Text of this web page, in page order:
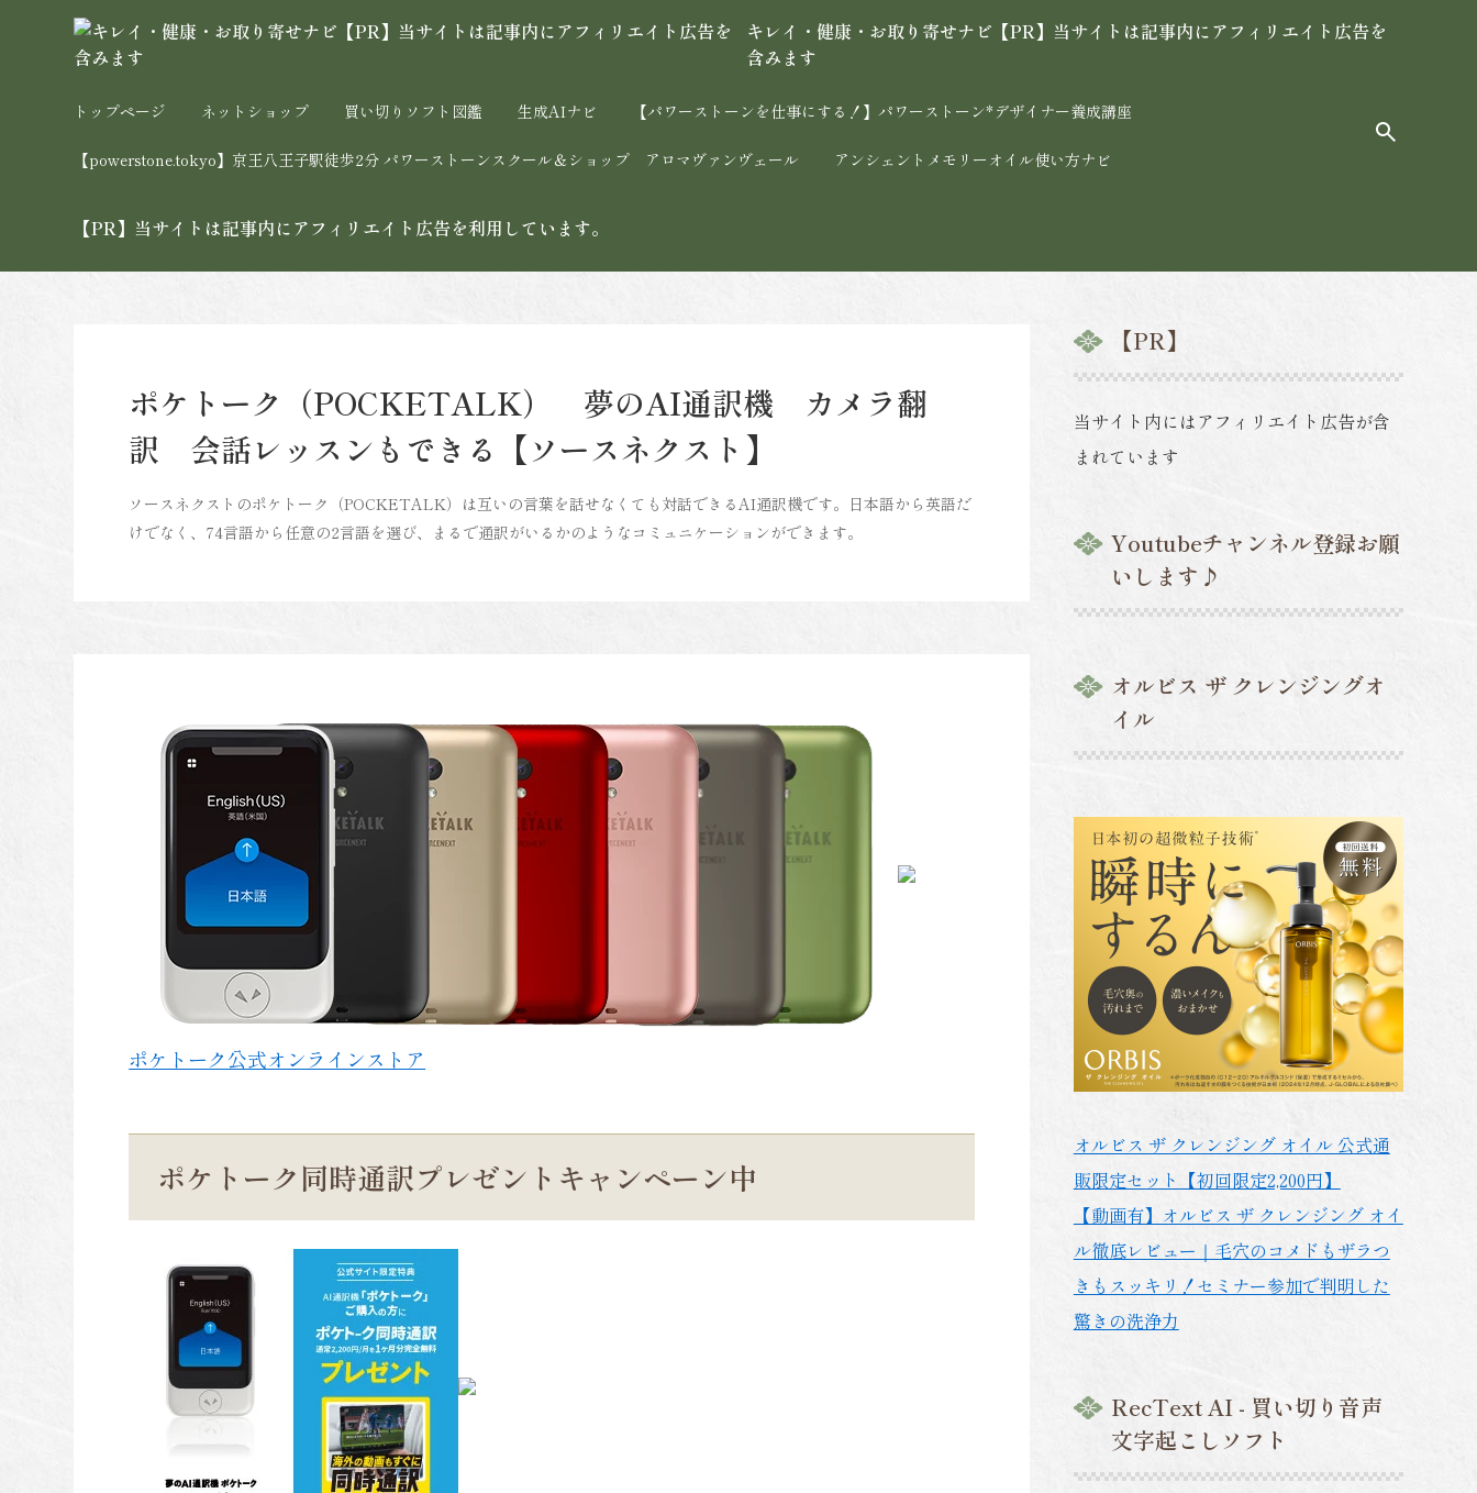
キレイ・健康・お取り寄せナビ【PR】当サイトは記事内にアフィリエイト広告を
含みます
トップページ ネットショップ 買い切りソフト図鑑 生成AIナビ 【パワーストーンを仕事にする！】パワーストーン*デザイナー養成講座
【powerstone.tokyo】京王八王子駅徒歩2分 パワーストーンスクール＆ショップ アロマヴァンヴェール アンシェントメモリーオイル使い方ナビ
【PR】当サイトは記事内にアフィリエイト広告を利用しています。
ポケトーク（POCKETALK） 夢のAI通訳機 カメラ翻
訳 会話レッスンもできる【ソースネクスト】
ソースネクストのポケトーク（POCKETALK）は互いの言葉を話せなくても対話できるAI通訳機です。日本語から英語だ
けでなく、74言語から任意の2言語を選び、まるで通訳がいるかのようなコミュニケーションができます。
ポケトーク公式オンラインストア
ポケトーク同時通訳プレゼントキャンペーン中
【PR】
当サイト内にはアフィリエイト広告が含
まれています
Youtubeチャンネル登録お願
いします♪
オルビス ザ クレンジングオ
イル
オルビス ザ クレンジング オイル 公式通
販限定セット【初回限定2,200円】
【動画有】オルビス ザ クレンジング オイ
ル徹底レビュー｜毛穴のコメドもザラつ
きもスッキリ！セミナー参加で判明した
驚きの洗浄力
RecText AI - 買い切り音声
文字起こしソフト